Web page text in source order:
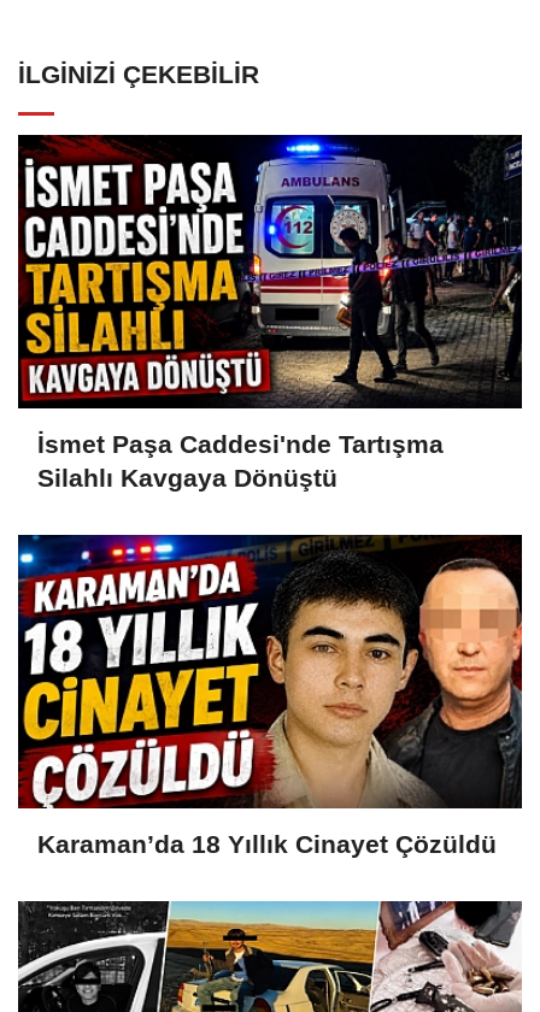
İLGINIZI ÇEKEBILIR
İsmet Paşa Caddesi'nde Tartışma
Silahlı Kavgaya Dönüştü
Karaman’da 18 Yıllık Cinayet Çözüldü